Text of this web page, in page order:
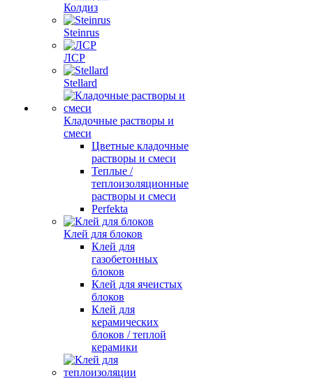
Колдиз
Steinrus
ЛСР
Stellard
Кладочные растворы и
смеси
Цветные кладочные
растворы и смеси
Теплые /
теплоизоляционные
растворы и смеси
Perfekta
Клей для блоков
Клей для
газобетонных
блоков
Клей для ячеистых
блоков
Клей для
керамических
блоков / теплой
керамики